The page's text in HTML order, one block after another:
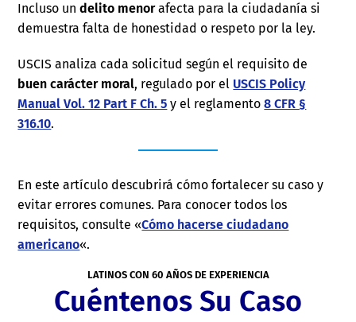
Incluso undelito menorafecta para la ciudadanía si
demuestra falta de honestidad o respeto por la ley.
USCIS analiza cada solicitud según el requisito de
buen carácter moral, regulado por el USCIS Policy
Manual Vol. 12 Part F Ch. 5 y el reglamento8 CFR §
316.10.
En este artículo descubrirá cómo fortalecer su caso y
evitar errores comunes. Para conocer todos los
requisitos, consulte «Cómo hacerse ciudadano
americano«.
LATINOS CON 60 AÑOS DE EXPERIENCIA
Cuéntenos Su Caso